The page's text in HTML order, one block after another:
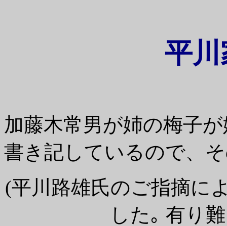
平
加藤木常男が姉の梅子
書き記しているので、
(平川路雄氏のご指摘に
した｡ 有り